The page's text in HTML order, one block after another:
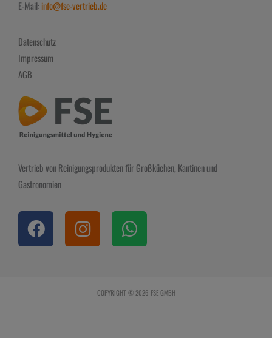
E-Mail:info@fse-vertrieb.de
Datenschutz
Impressum
AGB
Vertrieb von Reinigungsprodukten für Großküchen, Kantinen und
Gastronomien
F
a
c
I
n
s
W
h
a
s
COPYRIGHT © 2026 FSE GMBH